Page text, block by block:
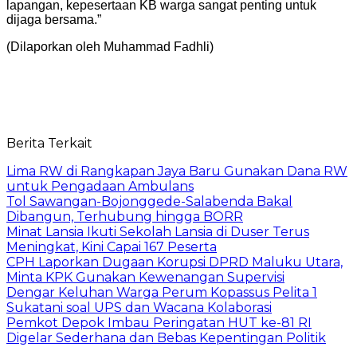
lapangan, kepesertaan KB warga sangat penting untuk
dijaga bersama.”
(Dilaporkan oleh Muhammad Fadhli)
Berita Terkait
Lima RW di Rangkapan Jaya Baru Gunakan Dana RW
untuk Pengadaan Ambulans
Tol Sawangan-Bojonggede-Salabenda Bakal
Dibangun, Terhubung hingga BORR
Minat Lansia Ikuti Sekolah Lansia di Duser Terus
Meningkat, Kini Capai 167 Peserta
CPH Laporkan Dugaan Korupsi DPRD Maluku Utara,
Minta KPK Gunakan Kewenangan Supervisi
Dengar Keluhan Warga Perum Kopassus Pelita 1
Sukatani soal UPS dan Wacana Kolaborasi
Pemkot Depok Imbau Peringatan HUT ke-81 RI
Digelar Sederhana dan Bebas Kepentingan Politik